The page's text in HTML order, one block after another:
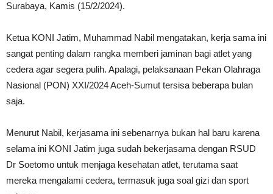
Surabaya, Kamis (15/2/2024).
Ketua KONI Jatim, Muhammad Nabil mengatakan, kerja sama ini
sangat penting dalam rangka memberi jaminan bagi atlet yang
cedera agar segera pulih. Apalagi, pelaksanaan Pekan Olahraga
Nasional (PON) XXI/2024 Aceh-Sumut tersisa beberapa bulan
saja.
Menurut Nabil, kerjasama ini sebenarnya bukan hal baru karena
selama ini KONI Jatim juga sudah bekerjasama dengan RSUD
Dr Soetomo untuk menjaga kesehatan atlet, terutama saat
mereka mengalami cedera, termasuk juga soal gizi dan sport